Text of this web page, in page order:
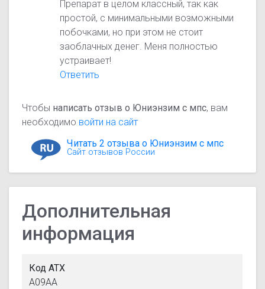
Препарат в целом классный, так как
простой, с минимальными возможными
побочками, но при этом не стоит
заоблачных денег. Меня полностью
устраивает!
Ответить
Чтобы написать отзыв о Юниэнзим с мпс, вам
необходимо войти на сайт
Читать 2 отзыва о Юниэнзим с мпс
Сайт отзывов России
Дополнительная
информация
Код АТХ
A09AA